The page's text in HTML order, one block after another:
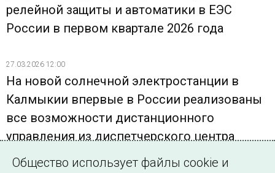
релейной защиты и автоматики в ЕЭС
России в первом квартале 2026 года
27.03.2026 12:00
На новой солнечной электростанции в
Калмыкии впервые в России реализованы
все возможности дистанционного
управления из диспетчерского центра
Общество использует файлы cookie и